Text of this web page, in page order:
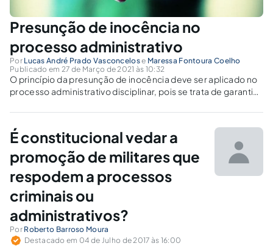
Presunção de inocência no
processo administrativo
Por Lucas André Prado Vasconcelose Maressa Fontoura Coelho
Publicado em 27 de Março de 2021 às 10:32
O princípio da presunção de inocência deve ser aplicado no
processo administrativo disciplinar, pois se trata de garantia
É constitucional vedar a
promoção de militares que
respodem a processos
criminais ou
administrativos?
Por Roberto Barroso Moura
Destacado em 04 de Julho de 2017 às 16:00